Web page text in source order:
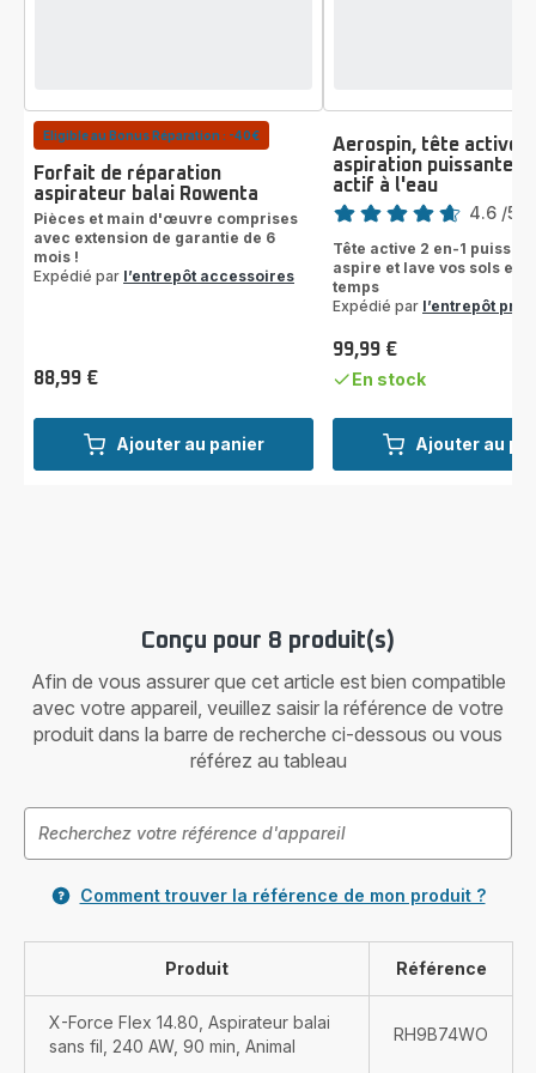
Ajouter au panier
Eligible au Bonus Réparation : -40€
Forfait de réparation
aspirateur balai Rowenta
Pièces et main d'œuvre comprises
avec extension de garantie de 6
mois !
Expédié par l’entrepôt accessoires
Prix
88,99 €
Ajouter au
Aerospin, tête active
aspiration puissante
actif à l'eau
Note
4.6 /5
Tête active 2 en-1
aspire et lave vos sols en
temps
Expédié par l’entrepôt
Prix
99,99 €
En stock
Conçu pour 8 produit(s)
Afin de vous assurer que cet article est bien compatible
avec votre appareil, veuillez saisir la référence de votre
produit dans la barre de recherche ci-dessous ou vous
référez au tableau
Comment trouver la référence de mon produit ?
Produit Référence
X-Force Flex 14.80, Aspirateur balai
sans fil, 240 AW, 90 min, Animal
RH9B74WO